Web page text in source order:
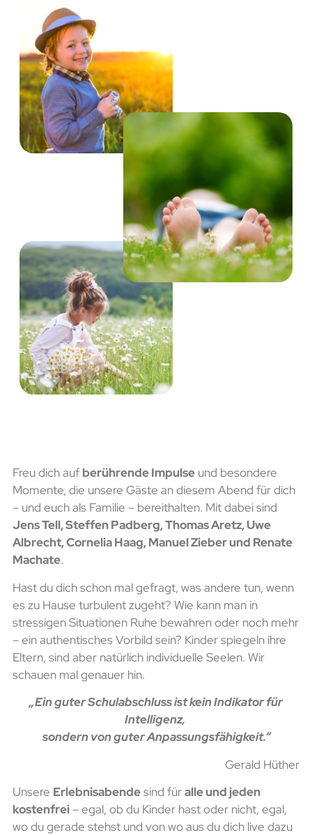
Freu dich auf berührende Impulseund besondere
Momente, die unsere Gäste an diesem Abend für dich
– und euch als Familie – bereithalten. Mit dabei sind
Jens Tell, Steffen Padberg, Thomas Aretz, Uwe
Albrecht, Cornelia Haag, Manuel Zieber und Renate
Machate.
Hast du dich schon mal gefragt, was andere tun, wenn
es zu Hause turbulent zugeht? Wie kann man in
stressigen Situationen Ruhe bewahren oder noch mehr
– ein authentisches Vorbild sein? Kinder spiegeln ihre
Eltern, sind aber natürlich individuelle Seelen. Wir
schauen mal genauer hin.
„Ein guter Schulabschluss ist kein Indikator für
Intelligenz,
sondern von guter Anpassungsfähigkeit.“
Gerald Hüther
Unsere Erlebnisabendesind füralle und jeden
kostenfrei– egal, ob du Kinder hast oder nicht, egal,
wo du gerade stehst und von wo aus du dich live dazu